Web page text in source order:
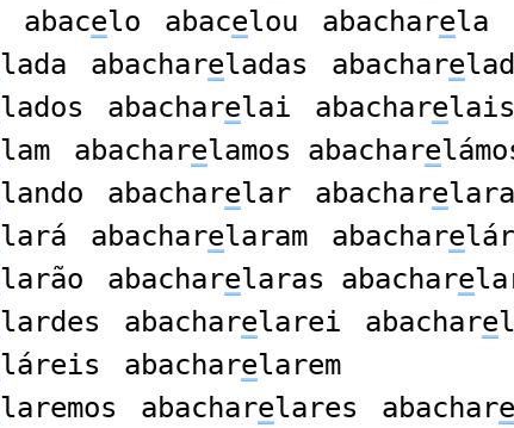
abacelo abacelou abacharela
lada abachareladas abachare
lados abacharelai abacharelais
lam abacharelamos abachare
lando abacharelar abacharelara
lará abacharelaram abachare
larão abacharelaras abachare
lardes abacharelarei abachare
láreis abacharelarem
laremos abacharelares abachare